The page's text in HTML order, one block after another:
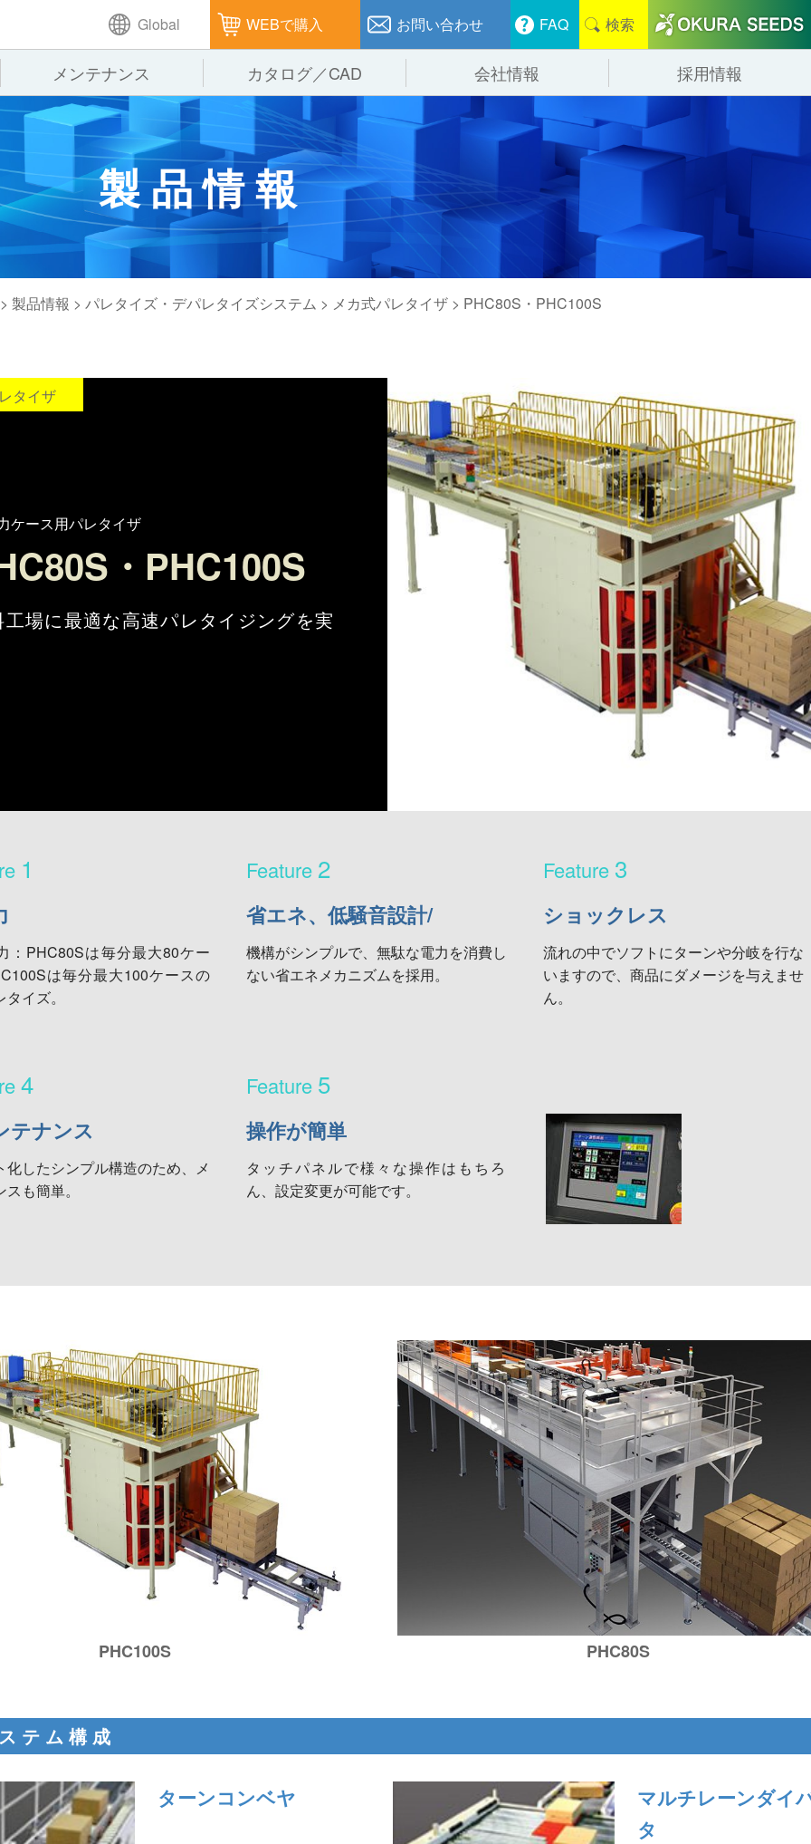
Global WEBで購入 お問い合わせ FAQ 検索
GTPシステム 仕分けシステム
ピッキングシステム 保管システム
パレタイズ・デパレタイズシステム バンニング・デバンニングシステム
バーチカル装置（垂直搬送機） 周辺機器
製造 物流
通販 食品
メンテナンス カタログ／CAD 会社情報
企業理念 会社概要
オークラグループ 事業紹介
オークラの取組み
採用情報
製品情報
製品情報 > パレタイズ・デパレタイズシステム > メカ式パレタイザ > PHC80S・PHC100S
タイザ
ケース用パレタイザ
・PHC100S
工場に最適な高速パレタイジングを実
1
：PHC80Sは毎分最大80ケー
は毎分最大100ケースの
イズ。
2
省エネ、低騒音設計/
機構がシンプルで、無駄な電力を消費し
ない省エネメカニズムを採用。
3
ショックレス
流れの中でソフトにターンや分岐を行な
いますので、商品にダメージを与えませ
ん。
4
テナンス
化したシンプル構造のため、メ
も簡単。
5
操作が簡単
タッチパネルで様々な操作はもちろ
ん、設定変更が可能です。
PHC100S PHC80S
テム構成
ターンコンベヤ
マルチレーンダイ
タ